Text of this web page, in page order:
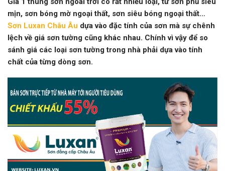
mịn, sơn bóng mờ ngoại thất, sơn siêu bóng ngoại thất…
Sơn Luxan Châu Âu dựa vào đặc tính của sơn mà sự chênh
lệch về giá sơn tường cũng khác nhau. Chính vì vậy để so
sánh giá các loại sơn tường trong nhà phải dựa vào tính
chất của từng dòng sơn.